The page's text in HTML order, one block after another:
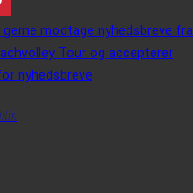
gerne modtage nyhedsbreve fra
Tour og accepterer
nyhedsbreve